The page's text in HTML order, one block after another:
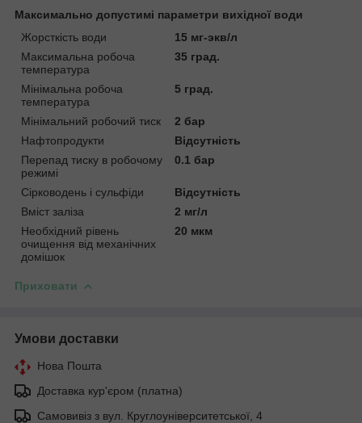
Максимально допустимі параметри вихідної води
Жорсткість води
15 мг-экв/л
Максимальна робоча
температура
35 град.
Мінімальна робоча
температура
5 град.
Мінімальний робочий тиск
2 бар
Нафтопродукти
Відсутність
Перепад тиску в робочому
режимі
0.1 бар
Сірководень і сульфіди
Відсутність
Вміст заліза
2 мг/л
Необхідний рівень
очищення від механічних
домішок
20 мкм
Приховати
Умови доставки
Нова Пошта
Доставка кур'єром (платна)
Самовивіз з вул. Круглоуніверситетської, 4